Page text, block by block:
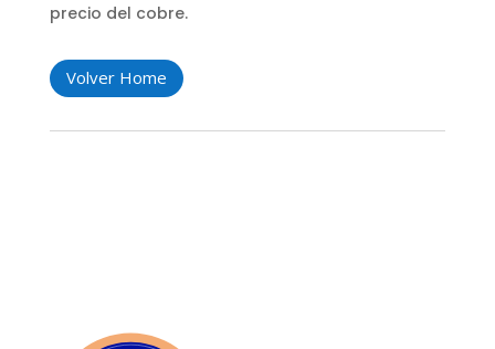
precio del cobre.
Volver Home